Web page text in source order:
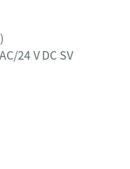
24 V DC SV